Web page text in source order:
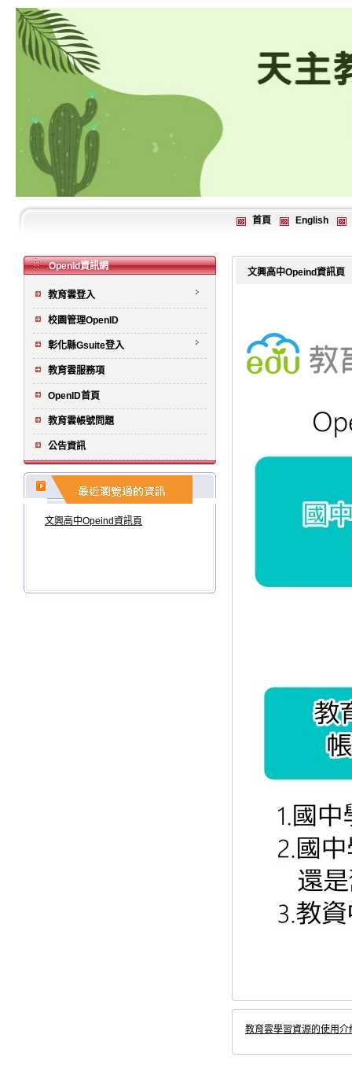
首頁 English
OpenId資訊網
教育雲登入
校園管理OpenID
彰化縣Gsuite登入
教育雲服務項
OpenID首頁
教育雲帳號問題
公告資訊
文興高中Opeind資訊頁
文興高中Opeind資訊頁
教育雲學習資源的使用介